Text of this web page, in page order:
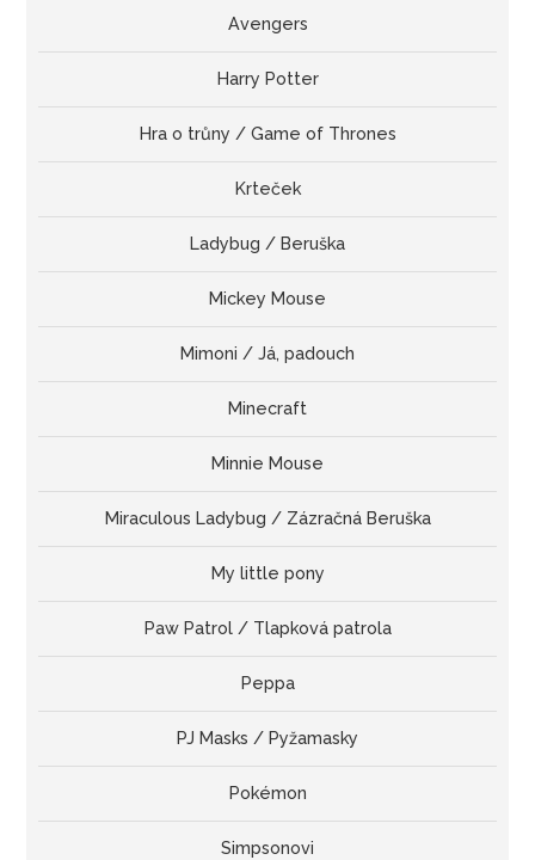
Avengers
Harry Potter
Hra o trůny / Game of Thrones
Krteček
Ladybug / Beruška
Mickey Mouse
Mimoni / Já, padouch
Minecraft
Minnie Mouse
Miraculous Ladybug / Zázračná Beruška
My little pony
Paw Patrol / Tlapková patrola
Peppa
PJ Masks / Pyžamasky
Pokémon
Simpsonovi